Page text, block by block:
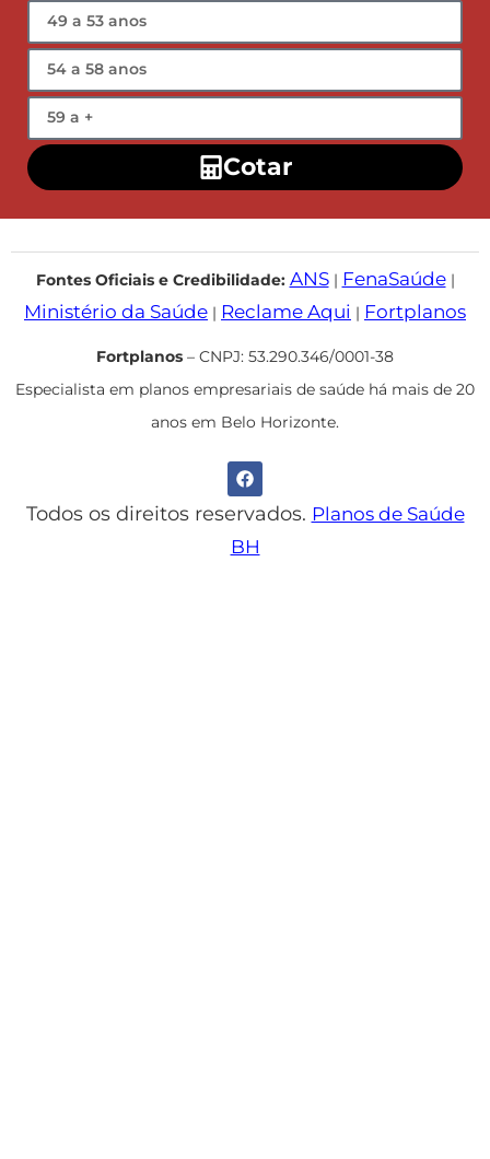
Cotar
Fontes Oficiais e Credibilidade: ANS| FenaSaúde|
Ministério da Saúde | Reclame Aqui | Fortplanos
Fortplanos – CNPJ: 53.290.346/0001-38
Especialista em planos empresariais de saúde há mais de 20
anos em Belo Horizonte.
Todos os direitos reservados. Planos de Saúde
BH